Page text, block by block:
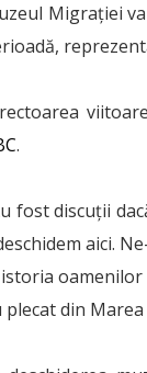
Migrației
.
fost discuții
aici.
plecat din